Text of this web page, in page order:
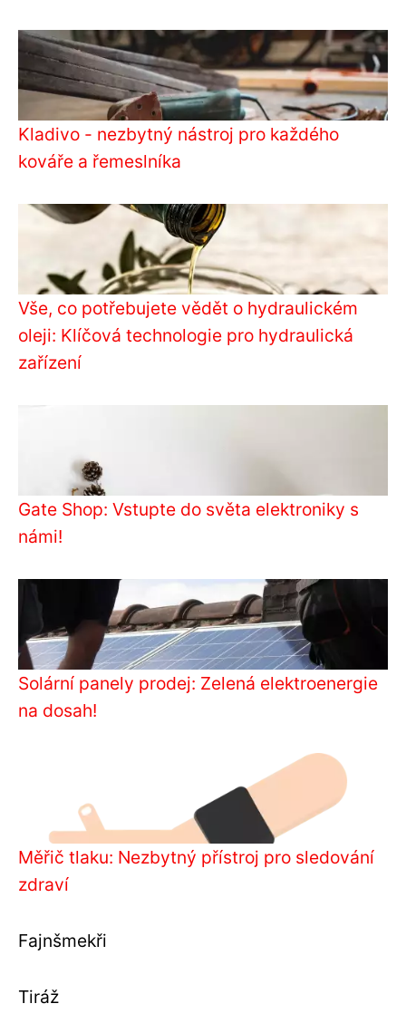
Kladivo - nezbytný nástroj pro každého
kováře a řemeslníka
Vše, co potřebujete vědět o hydraulickém
oleji: Klíčová technologie pro hydraulická
zařízení
Gate Shop: Vstupte do světa elektroniky s
námi!
Solární panely prodej: Zelená elektroenergie
na dosah!
Měřič tlaku: Nezbytný přístroj pro sledování
zdraví
Fajnšmekři
Tiráž